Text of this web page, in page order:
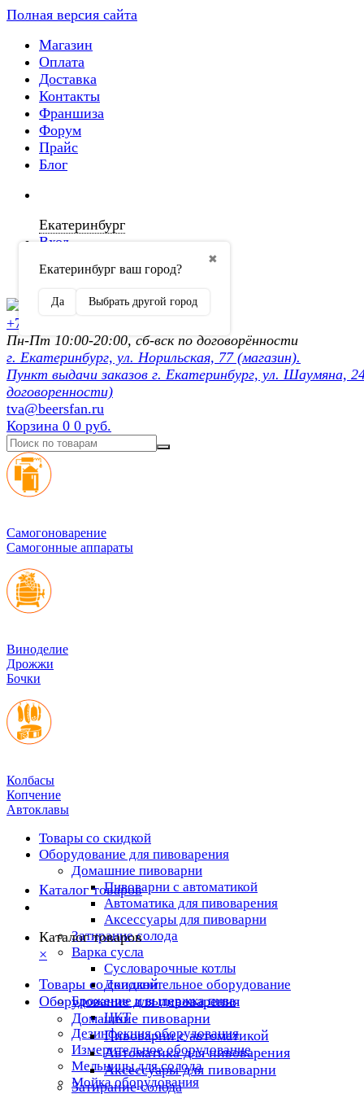
Полная версия сайта
Магазин
Оплата
Доставка
Контакты
Франшиза
Форум
Прайс
Блог
Екатеринбург
✖
Екатеринбург ваш город?
Да Выбрать другой город
Вход
Регистрация
+7 (902) 872-54-70
Пн-Пт 10:00-20:00, сб-вск по договорённости
г. Екатеринбург, ул. Норильская, 77 (магазин).
Пункт выдачи заказов г. Екатеринбург, ул. Шаумяна,
договоренности)
tva@beersfan.ru
Корзина 0 0 руб.
Cамогоноварение
Самогонные аппараты
Виноделие
Дрожжи
Бочки
Колбасы
Копчение
Автоклавы
Товары со скидкой
Оборудование для пивоварения
Домашние пивоварни
Пивоварни с автоматикой
Автоматика для пивоварения
Аксессуары для пивоварни
Затирание солода
Варка сусла
Cусловарочные котлы
Дополнительное оборудование
Брожение и выдержка пива
ЦКТ
Дезинфекция оборудования
Измерительное оборудование
Мельницы для солода
Мойка оборудования
Каталог товаров
Каталог товаров
×
Товары со скидкой
Оборудование для пивоварения
Домашние пивоварни
Пивоварни с автоматикой
Автоматика для пивоварения
Аксессуары для пивоварни
Затирание солода